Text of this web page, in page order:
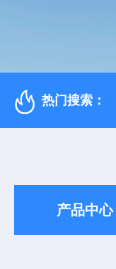
热门搜索：
产品中心